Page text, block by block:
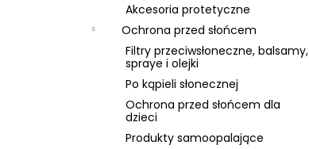
Akcesoria protetyczne
Ochrona przed słońcem
Filtry przeciwsłoneczne, balsamy,
spraye i olejki
Po kąpieli słonecznej
Ochrona przed słońcem dla
dzieci
Produkty samoopalające